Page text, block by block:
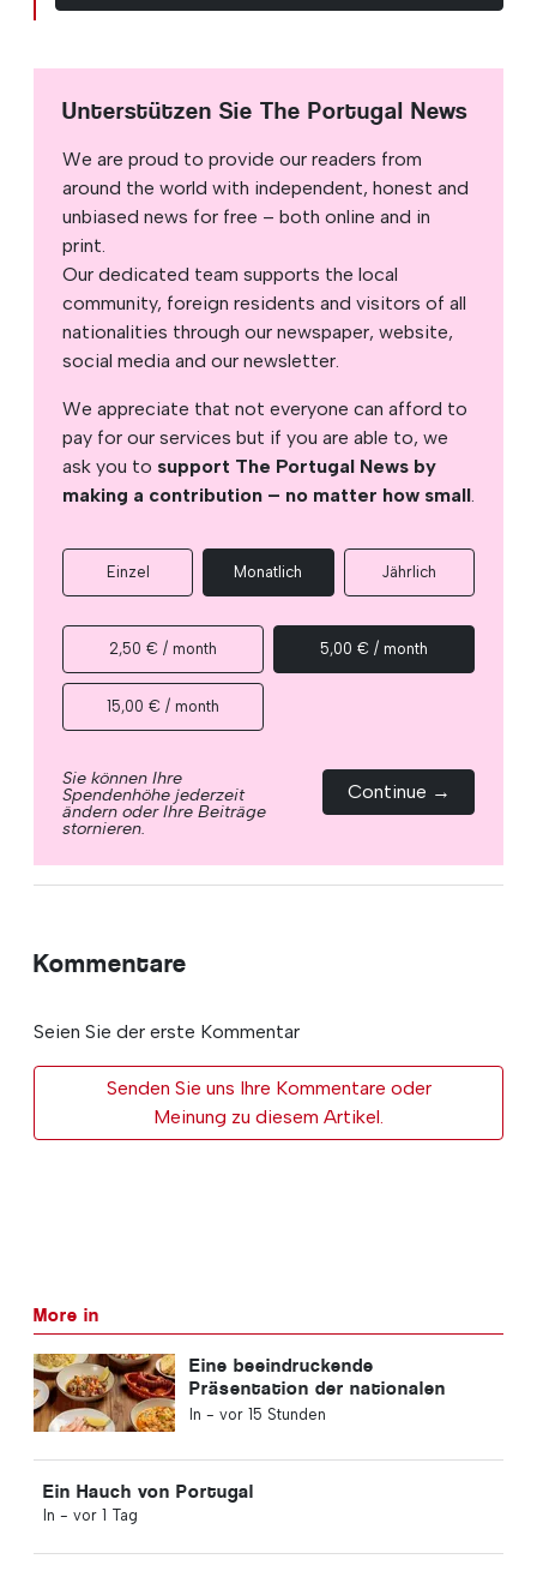
Unterstützen Sie The Portugal News
We are proud to provide our readers from
around the world with independent, honest and
unbiased news for free – both online and in
print.
Our dedicated team supports the local
community, foreign residents and visitors of all
nationalities through our newspaper, website,
social media and our newsletter.
We appreciate that not everyone can afford to
pay for our services but if you are able to, we
ask you to support The Portugal News by
making a contribution – no matter how small
Einzel Monatlich Jährlich
2,50 € / month 5,00 € / month
15,00 € / month
Sie können Ihre
Spendenhöhe jederzeit
ändern oder Ihre Beiträge
stornieren.
Continue →
Kommentare
Seien Sie der erste Kommentar
Senden Sie uns Ihre Kommentare oder
Meinung zu diesem Artikel.
More in
Eine beeindruckende
Präsentation der nationalen
Küche in Albufeira
In - vor 15 Stunden
Ein Hauch von Portugal
In - vor 1 Tag